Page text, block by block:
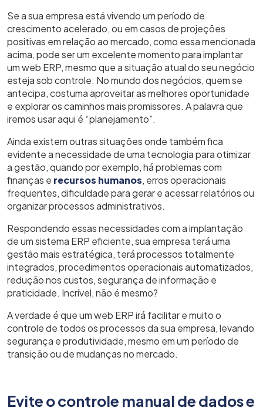
Se a sua empresa está vivendo um período de
crescimento acelerado, ou em casos de projeções
positivas em relação ao mercado, como essa mencionada
acima, pode ser um excelente momento para implantar
um web ERP, mesmo que a situação atual do seu negócio
esteja sob controle. No mundo dos negócios, quem se
antecipa, costuma aproveitar as melhores oportunidade
e explorar os caminhos mais promissores. A palavra que
iremos usar aqui é “planejamento”.
Ainda existem outras situações onde também fica
evidente a necessidade de uma tecnologia para otimizar
a gestão, quando por exemplo, há problemas com
finanças e recursos humanos, erros operacionais
frequentes, dificuldade para gerar e acessar relatórios ou
organizar processos administrativos.
Respondendo essas necessidades com a implantação
de um sistema ERP eficiente, sua empresa terá uma
gestão mais estratégica, terá processos totalmente
integrados, procedimentos operacionais automatizados,
redução nos custos, segurança de informação e
praticidade. Incrível, não é mesmo?
A verdade é que um web ERP irá facilitar e muito o
controle de todos os processos da sua empresa, levando
segurança e produtividade, mesmo em um período de
transição ou de mudanças no mercado.
Evite o controle manual de dados e